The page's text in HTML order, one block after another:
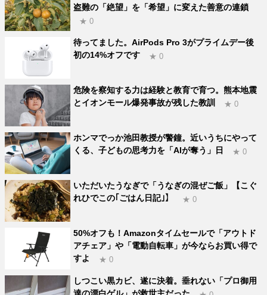
盗難の「絶望」を「希望」に変えた善意の連鎖
★ 0
待ってました。AirPods Pro 3がプライムデー後
初の14%オフです
★ 0
危険を察知する力は経験と教育で育つ。熊本地震
とイオンモール爆発事故が残した教訓
★ 0
ホンマでっか池田教授が警鐘。近いうちにやって
くる、子どもの思考力を「AIが奪う」日
★ 0
いただいたうなぎで「うなぎの混ぜご飯」【こぐ
れひでこの｢ごはん日記｣】
★ 0
50%オフも！Amazonタイムセールで「アウトド
アチェア」や「電動自転車」が今ならお買い得で
すよ
★ 0
しつこい黒カビ、遂に決着。垂れない「プロ御用